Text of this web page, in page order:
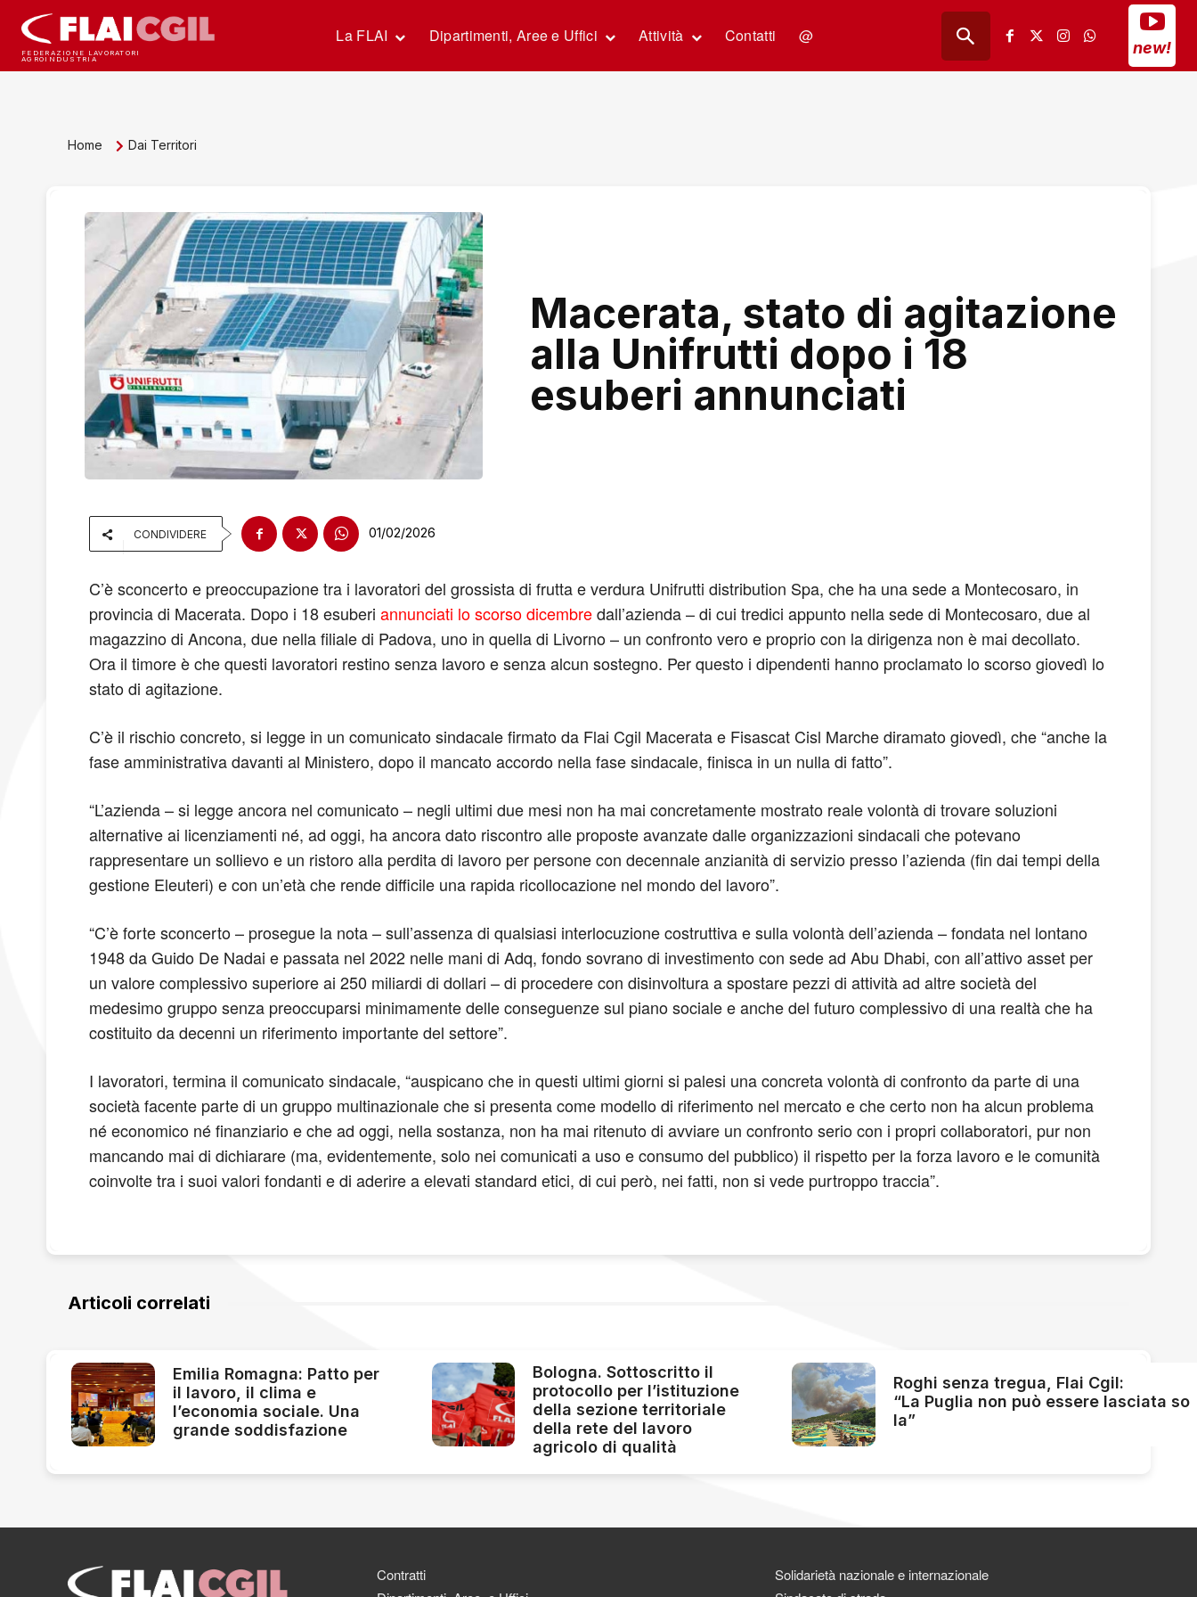
FEDERAZIONE LAVORATORI
AGROINDUSTRIA
La FLAI Dipartimenti, Aree e Uffici Attività Contatti @
new!
Home Dai Territori
Macerata, stato di agitazione
alla Unifrutti dopo i 18
esuberi annunciati
CONDIVIDERE 01/02/2026
C’è sconcerto e preoccupazione tra i lavoratori del grossista di frutta e verdura Unifrutti distribution Spa, che ha una sede a Montecosaro, in
provincia di Macerata. Dopo i 18 esuberi annunciati lo scorso dicembredall’azienda – di cui tredici appunto nella sede di Montecosaro, due al
magazzino di Ancona, due nella filiale di Padova, uno in quella di Livorno – un confronto vero e proprio con la dirigenza non è mai decollato.
Ora il timore è che questi lavoratori restino senza lavoro e senza alcun sostegno. Per questo i dipendenti hanno proclamato lo scorso giovedì lo
stato di agitazione.
C’è il rischio concreto, si legge in un comunicato sindacale firmato da Flai Cgil Macerata e Fisascat Cisl Marche diramato giovedì, che “anche la
fase amministrativa davanti al Ministero, dopo il mancato accordo nella fase sindacale, finisca in un nulla di fatto”.
“L’azienda – si legge ancora nel comunicato – negli ultimi due mesi non ha mai concretamente mostrato reale volontà di trovare soluzioni
alternative ai licenziamenti né, ad oggi, ha ancora dato riscontro alle proposte avanzate dalle organizzazioni sindacali che potevano
rappresentare un sollievo e un ristoro alla perdita di lavoro per persone con decennale anzianità di servizio presso l’azienda (fin dai tempi della
gestione Eleuteri) e con un’età che rende difficile una rapida ricollocazione nel mondo del lavoro”.
“C’è forte sconcerto – prosegue la nota – sull’assenza di qualsiasi interlocuzione costruttiva e sulla volontà dell’azienda – fondata nel lontano
1948 da Guido De Nadai e passata nel 2022 nelle mani di Adq, fondo sovrano di investimento con sede ad Abu Dhabi, con all’attivo asset per
un valore complessivo superiore ai 250 miliardi di dollari – di procedere con disinvoltura a spostare pezzi di attività ad altre società del
medesimo gruppo senza preoccuparsi minimamente delle conseguenze sul piano sociale e anche del futuro complessivo di una realtà che ha
costituito da decenni un riferimento importante del settore”.
I lavoratori, termina il comunicato sindacale, “auspicano che in questi ultimi giorni si palesi una concreta volontà di confronto da parte di una
società facente parte di un gruppo multinazionale che si presenta come modello di riferimento nel mercato e che certo non ha alcun problema
né economico né finanziario e che ad oggi, nella sostanza, non ha mai ritenuto di avviare un confronto serio con i propri collaboratori, pur non
mancando mai di dichiarare (ma, evidentemente, solo nei comunicati a uso e consumo del pubblico) il rispetto per la forza lavoro e le comunità
coinvolte tra i suoi valori fondanti e di aderire a elevati standard etici, di cui però, nei fatti, non si vede purtroppo traccia”.
Articoli correlati
Emilia Romagna: Patto per
il lavoro, il clima e
l’economia sociale. Una
grande soddisfazione
Bologna. Sottoscritto il
protocollo per l’istituzione
della sezione territoriale
della rete del lavoro
agricolo di qualità
Roghi senza tregua, Flai Cgil:
“La Puglia non può essere lasciata so
la”
Contratti
Solidarietà nazionale e internazionale